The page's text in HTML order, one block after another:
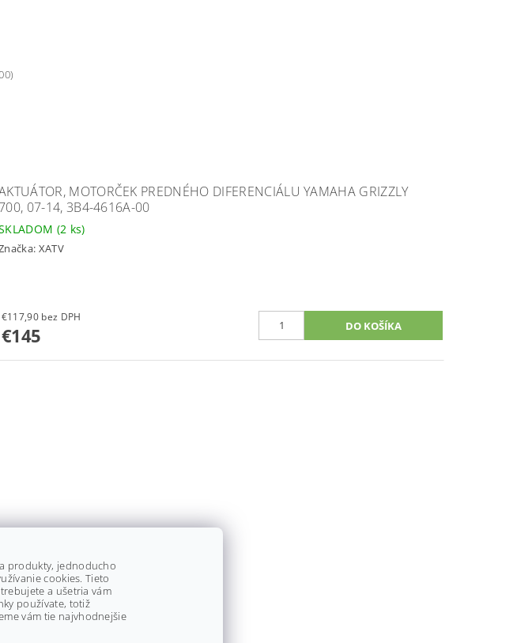
MOTORČEK PREDNÉHO DIFERENCIÁLU YAMAHA GRIZZLY
700, 07-14, 3B4-4616A-00
(2 ks)
XATV
€117,90 bez DPH
€145
produkty, jednoducho
cookies. Tieto
a ušetria vám
používate, totiž
vám tie najvhodnejšie